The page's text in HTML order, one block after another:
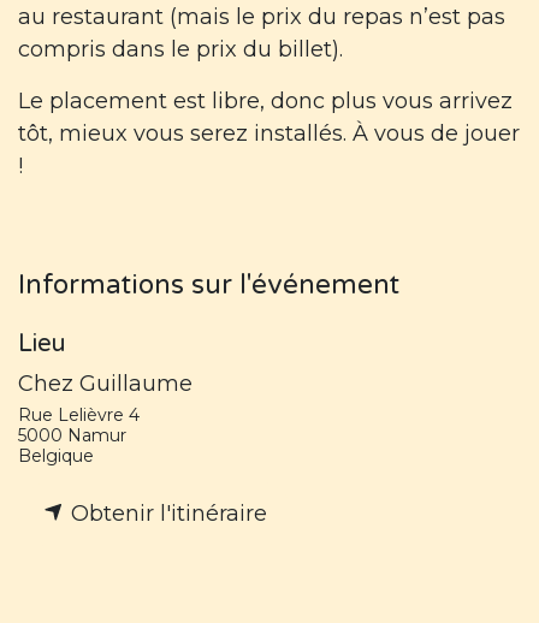
au restaurant (mais le prix du repas n’est pas
compris dans le prix du billet).
Le placement est libre, donc plus vous arrivez
tôt, mieux vous serez installés. À vous de jouer
!
Informations sur l'événement
Lieu
Chez Guillaume
Rue Lelièvre 4
5000 Namur
Belgique
Obtenir l'itinéraire